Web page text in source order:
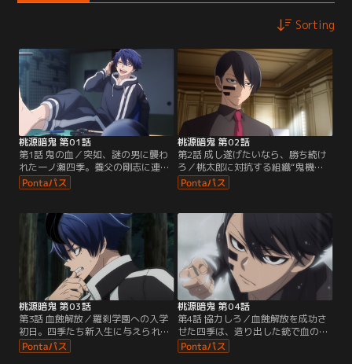
Sorting
桃源暗鬼 第01話
第1話 鬼の血／突如、謎の男に襲わ
れた一ノ瀬四季。養父の剛志に連れ
られて逃げる中、出生の秘密を告げ
られる。実は四季は“鬼”の血を継ぐ
たち“桃太郎機関”に狙われているの
だと--。
桃源暗鬼 第02話
第2話 成し遂げたいなら、勝ち続け
ろ／桃太郎に対抗する組織“鬼機
関”の一員・無陀野無人は、戦いで
負傷した四季を回収する。意識を取
始。鬼の血に目覚めた四季が鬼機関
に有用な人材か、冷徹に見極めよう
とする。
桃源暗鬼 第03話
第3話 血蝕解放／羅刹学園への入学
初日。四季たち新入生に与えられた
課題は、無陀野との“鬼ごっこ”。負
けたら即退学というルールでありな
桃源暗鬼 第04話
第4話 協力しろ／血蝕解放を成功さ
せた四季は、造り出した銃で血の巨
人を倒すが、血を使いすぎたせいで
行動不能に。一方、皇后崎は、倒れ